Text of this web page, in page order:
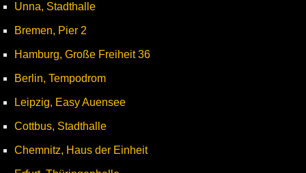
Unna, Stadthalle
Bremen, Pier 2
Hamburg, Große Freiheit 36
Berlin, Tempodrom
Leipzig, Easy Auensee
Cottbus, Stadthalle
Chemnitz, Haus der Einheit